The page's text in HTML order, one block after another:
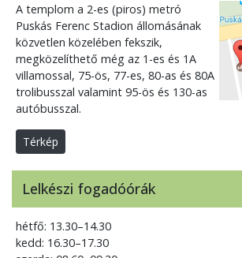
A templom a 2-es (piros) metró
Puskás Ferenc Stadion állomásának
közvetlen közelében fekszik,
megközelíthető még az 1-es és 1A
villamossal, 75-ös, 77-es, 80-as és 80A
trolibusszal valamint 95-ös és 130-as
autóbusszal.
Térkép
Lelkészi fogadóórák
hétfő: 13.30–14.30
kedd: 16.30–17.30